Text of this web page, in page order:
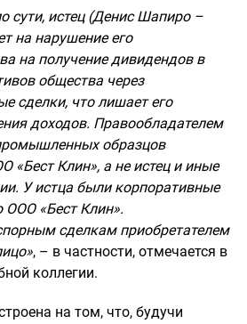
сути, истец (Денис Шапиро –
на нарушение его
на получение дивидендов в
общества через
сделки, что лишает его
доходов. Правообладателем
образцов
«Бест Клин», а не истец и иные
У истца были корпоративные
«Бест Клин».
сделкам приобретателем
, – в частности, отмечается в
коллегии.
на том, что, будучи